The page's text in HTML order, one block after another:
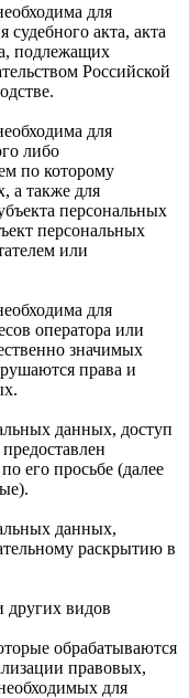
для
акта, акта
подлежащих
Российской
для
либо
по которому
а также для
персональных
персональных
или
для
оператора или
значимых
права и
данных, доступ
его просьбе (далее
данных,
раскрытию в
других видов
обрабатываются
правовых,
для